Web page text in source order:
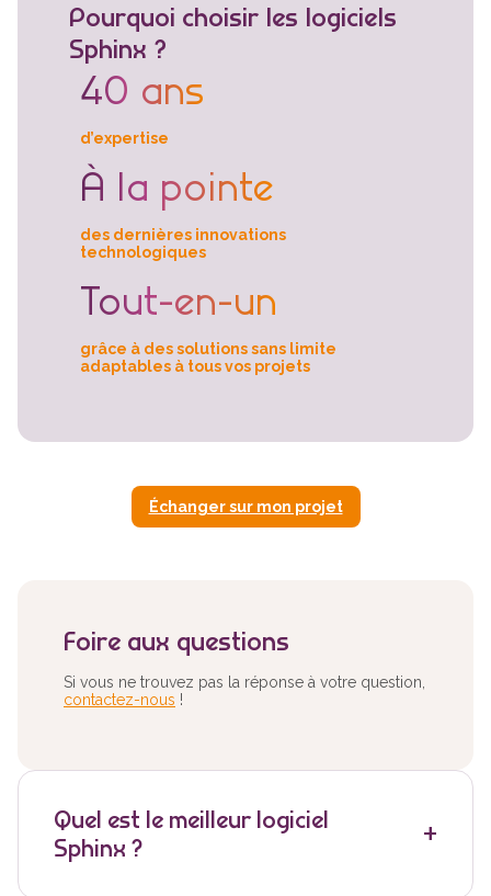
Pourquoi choisir les logiciels
Sphinx ?
40 ans
d’expertise
À la pointe
des dernières innovations
technologiques
Tout-en-un
grâce à des solutions sans limite
adaptables à tous vos projets
Échanger sur mon projet
Foire aux questions
Si vous ne trouvez pas la réponse à votre question,
contactez-nous !
Quel est le meilleur logiciel
Sphinx ?